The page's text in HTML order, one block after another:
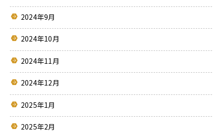
2024年9月
2024年10月
2024年11月
2024年12月
2025年1月
2025年2月